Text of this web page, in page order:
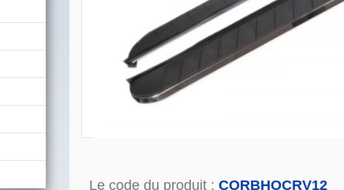
Le code du produit : CORBHOCRV12